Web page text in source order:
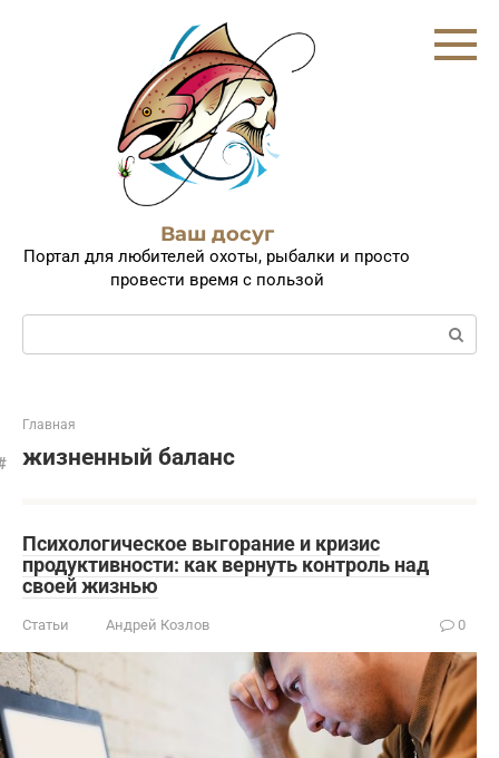
Ваш досуг
Портал для любителей охоты, рыбалки и просто
провести время с пользой
Поиск:
Главная
жизненный баланс
Психологическое выгорание и кризис
продуктивности: как вернуть контроль над
своей жизнью
Статьи Андрей Козлов 0